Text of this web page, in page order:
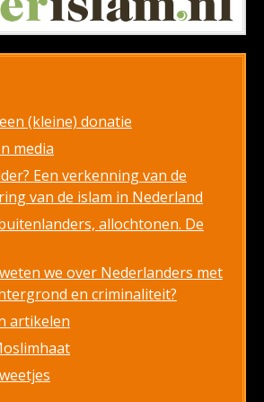
(kleine) donatie
media
Een verkenning van de
van de islam in Nederland
allochtonen. De
we over Nederlanders met
en criminaliteit?
artikelen